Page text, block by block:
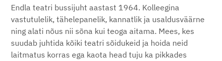
Endla teatri bussijuht aastast 1964. Kolleegina
vastutulelik, tähelepanelik, kannatlik ja usaldusväärne
ning alati nõus nii sõna kui teoga aitama. Mees, kes
suudab juhtida kõiki teatri sõidukeid ja hoida neid
laitmatus korras ega kaota head tuju ka pikkades